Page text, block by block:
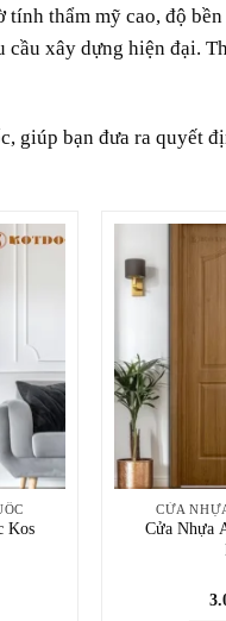
tính thẩm mỹ cao, độ
xây dựng hiện đại.
giúp bạn đưa ra quyết
Kos
CỬA
Cửa Nhựa